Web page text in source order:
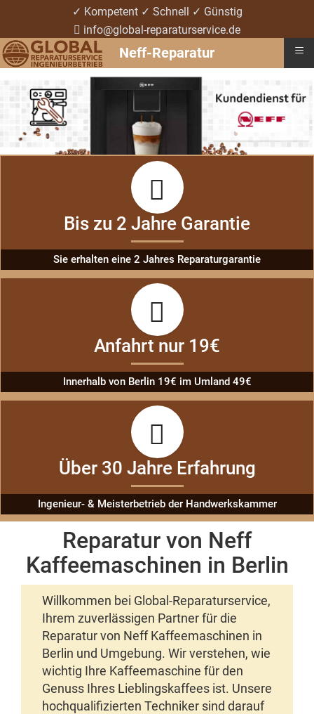
✓ Kompetent ✓ Schnell ✓ Günstig
info@global-reparaturservice.de
Neff-Reparatur ≡
Bis zu 2 Jahre Garantie
Sie erhalten eine 2 Jahres Reparaturgarantie
Anfahrt nur 19€
Innerhalb von Berlin 19€ im Umland 49€
Über 30 Jahre Erfahrung
Ingenieur- & Meisterbetrieb der Handwerkskammer
Reparatur von Neff
Kaffeemaschinen in Berlin
Willkommen bei Global-Reparaturservice,
Ihrem zuverlässigen Partner für die
Reparatur von Neff Kaffeemaschinen in
Berlin und Umgebung. Wir verstehen, wie
wichtig Ihre Kaffeemaschine für den
Genuss Ihres Lieblingskaffees ist. Unsere
hochqualifizierten Techniker sind darauf